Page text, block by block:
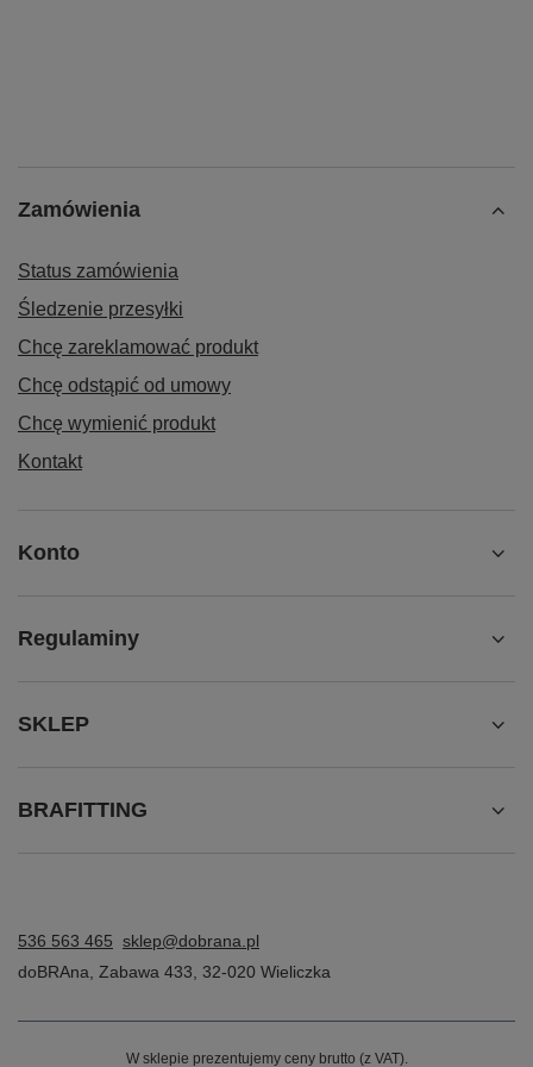
Zamówienia
Status zamówienia
Śledzenie przesyłki
Chcę zareklamować produkt
Chcę odstąpić od umowy
Chcę wymienić produkt
Kontakt
Konto
Regulaminy
SKLEP
BRAFITTING
536 563 465 sklep@dobrana.pl
doBRAna
Zabawa 433 32-020 Wieliczka
W sklepie prezentujemy ceny brutto (z VAT).